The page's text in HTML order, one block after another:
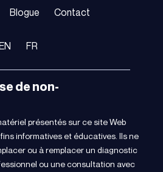
Blogue Contact
FR
de non-
présentés sur ce site Web
informatives et éducatives. Ils ne
ou à remplacer un diagnostic
ou une consultation avec